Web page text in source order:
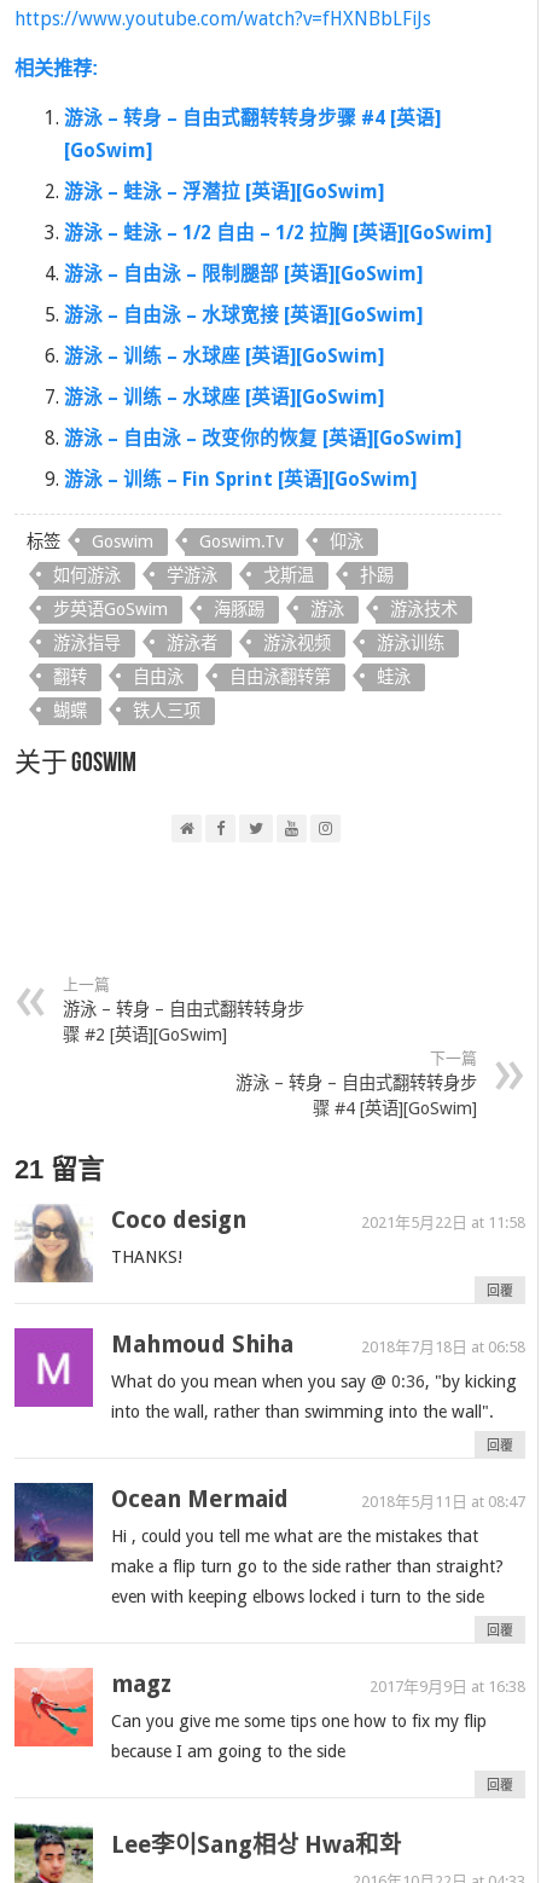
https://www.youtube.com/watch?v=fHXNBbLFiJs
相关推荐:
游泳 – 转身 – 自由式翻转转身步骤 #4 [英语]
[GoSwim]
游泳 – 蛙泳 – 浮潜拉 [英语][GoSwim]
游泳 – 蛙泳 – 1/2 自由 – 1/2 拉胸 [英语][GoSwim]
游泳 – 自由泳 – 限制腿部 [英语][GoSwim]
游泳 – 自由泳 – 水球宽接 [英语][GoSwim]
游泳 – 训练 – 水球座 [英语][GoSwim]
游泳 – 训练 – 水球座 [英语][GoSwim]
游泳 – 自由泳 – 改变你的恢复 [英语][GoSwim]
游泳 – 训练 – Fin Sprint [英语][GoSwim]
标签 Goswim Goswim.tv
仰泳
如何游泳
学游泳 戈斯温
扑踢
步英语GoSwim
海豚踢 游泳
游泳技术
游泳指导
游泳者 游泳视频
游泳训练
翻转
自由泳 自由泳翻转第
蛙泳
蝴蝶
铁人三项
关于 GoSwim
上一篇
游泳 – 转身 – 自由式翻转转身步
骤 #2 [英语][GoSwim]
下一篇
游泳 – 转身 – 自由式翻转转身步
骤 #4 [英语][GoSwim]
21 留言
Coco design 2021年5月22日 at 11:58
THANKS!
回覆
Mahmoud Shiha 2018年7月18日 at 06:58
What do you mean when you say @0:36, "by kicking
into the wall, rather than swimming into the wall".
回覆
Ocean Mermaid 2018年5月11日 at 08:47
Hi , could you tell me what are the mistakes that
make a flip turn go to the side rather than straight?
even with keeping elbows locked i turn to the side
回覆
magz 2017年9月9日 at 16:38
Can you give me some tips one how to fix my flip
because I am going to the side
回覆
Lee李이Sang相상 Hwa和화